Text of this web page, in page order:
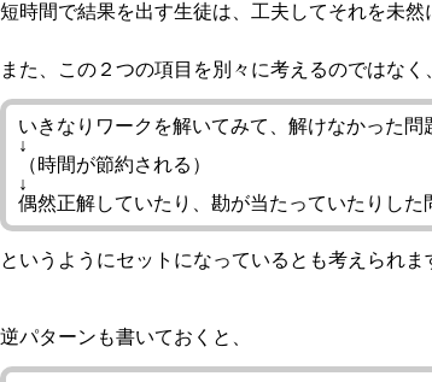
短時間で結果を出す生徒は、工夫してそれを未然
また、この２つの項目を別々に考えるのではなく
いきなりワークを解いてみて、解けなかった問
↓
（時間が節約される）
↓
偶然正解していたり、勘が当たっていたりし
というようにセットになっているとも考えられま
逆パターンも書いておくと、